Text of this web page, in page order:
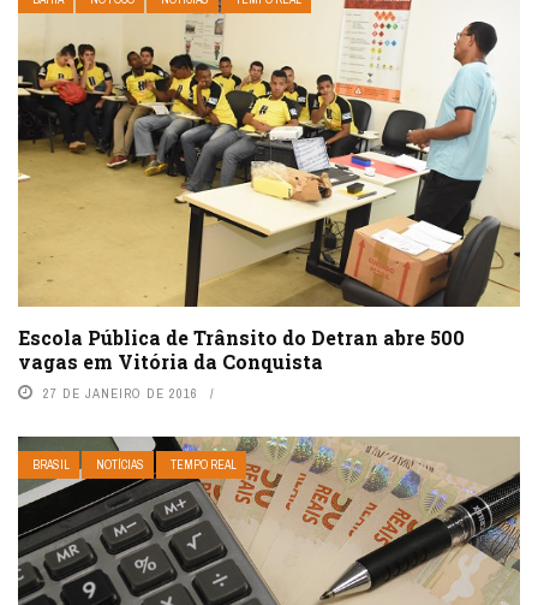
Escola Pública de Trânsito do Detran abre 500
vagas em Vitória da Conquista
27 DE JANEIRO DE 2016
BRASIL NOTÍCIAS TEMPO REAL